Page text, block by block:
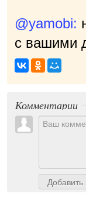
@yamobi:
с вашими
Комментарии